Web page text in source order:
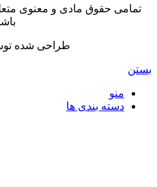
تمامی حقوق مادی و معنوی
طراحی شده
بستن
منو
دسته بندی ها